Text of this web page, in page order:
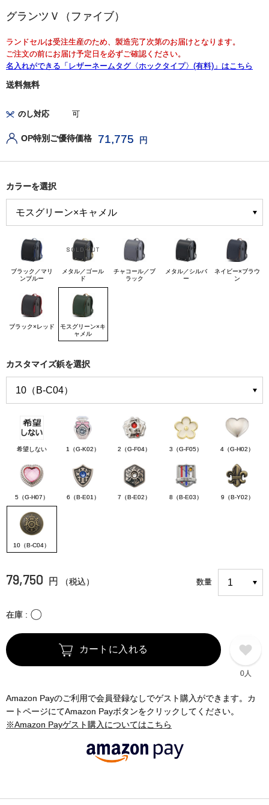
グランツＶ（ファイブ）
ランドセルは受注生産のため、製造完了次第のお届けとなります。
ご注文の前にお届け予定日を必ずご確認ください。
名入れができる「レザーネームタグ〈ホックタイプ〉(有料)」はこちら
送料無料
のし対応 可
OP特別ご優待価格 71,775 円
カラーを選択
ブラック／マリ
ンブルー
メタル／ゴール
ド
チャコール／ブ
ラック
メタル／シルバ
ー
ネイビー×ブラウ
ン
ブラック×レッド
モスグリーン×キ
ャメル
カスタマイズ鋲を選択
希望しない 1（G-K02） 2（G-F04） 3（G-F05） 4（G-H02）
5（G-H07） 6（B-E01） 7（B-E02） 8（B-E03） 9（B-Y02）
10（B-C04）
79,750 円 （税込） 数量
在庫 〇
カートに入れる
0人
Amazon Payのご利用で会員登録なしでゲスト購入ができます。カ
ートページにてAmazon Payボタンをクリックしてください。
※Amazon Payゲスト購入についてはこちら